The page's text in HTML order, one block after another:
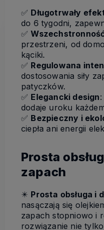
✅ Długotrwały
do 6 tygodni,
✅
przestrzeni, od
kąciki.
✅ Regulowana
dostosowania siły
patyczków.
✅ Elegancki design
dodaje uroku
✅ Bezpieczny i
ciepła ani energii
Prosta
zapach
✴️ Prosta obsługa i
nasączają się
zapach stopniowo i
rozwiązanie nie